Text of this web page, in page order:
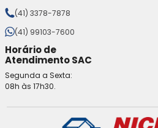
(41) 3378-7878
(41) 99103-7600
Horário de
Atendimento SAC
Segunda a Sexta:
08h às 17h30.